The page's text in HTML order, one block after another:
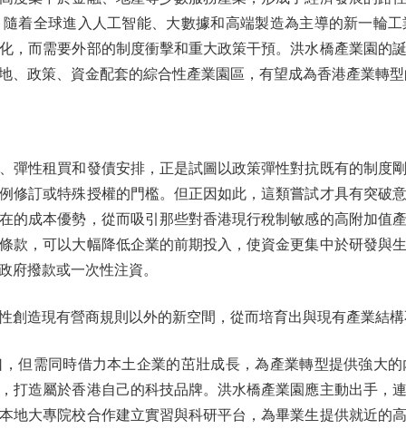
着全球進入人工智能、大數據和高端製造為主導的新一輪
，而需要外部的制度衝擊和重大政策干預。洪水橋產業園的
、政策、資金配套的綜合性產業園區，有望成為香港產業轉
租買和發債安排，正是試圖以政策彈性對抗既有的制度
修訂或特殊授權的門檻。但正因如此，這類嘗試才具有突破
的成本優勢，從而吸引那些對香港現行稅制敏感的高附加值
款，可以大幅降低企業的前期投入，使資金更集中於研發與
府撥款或一次性注資。
現有營商規則以外的新空間，從而培育出與現有產業結構
需同時借力本土企業的茁壯成長，為產業轉型提供強大的
打造屬於香港自己的科技品牌。洪水橋產業園應主動出手，
地大專院校合作建立實習與科研平台，為畢業生提供就近的